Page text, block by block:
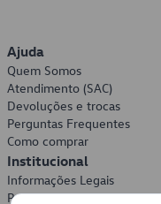
Ajuda
Quem Somos
Atendimento (SAC)
Devoluções e trocas
Perguntas Frequentes
Como comprar
Institucional
Informações Legais
Política de Privacidade